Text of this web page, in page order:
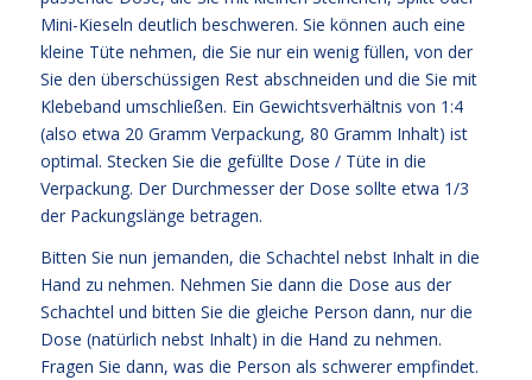
Mini-Kieseln deutlich beschweren. Sie können auch eine
kleine Tüte nehmen, die Sie nur ein wenig füllen, von der
Sie den überschüssigen Rest abschneiden und die Sie mit
Klebeband umschließen. Ein Gewichtsverhältnis von 1:4
(also etwa 20 Gramm Verpackung, 80 Gramm Inhalt) ist
optimal. Stecken Sie die gefüllte Dose / Tüte in die
Verpackung. Der Durchmesser der Dose sollte etwa 1/3
der Packungslänge betragen.
Bitten Sie nun jemanden, die Schachtel nebst Inhalt in die
Hand zu nehmen. Nehmen Sie dann die Dose aus der
Schachtel und bitten Sie die gleiche Person dann, nur die
Dose (natürlich nebst Inhalt) in die Hand zu nehmen.
Fragen Sie dann, was die Person als schwerer empfindet.